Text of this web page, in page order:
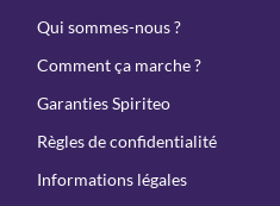
Qui sommes-nous ?
Comment ça marche ?
Garanties Spiriteo
Règles de confidentialité
Informations légales